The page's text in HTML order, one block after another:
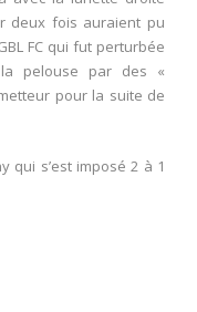
deux fois auraient pu
FC qui fut perturbée
pelouse par des «
pour la suite de
qui s’est imposé 2 à 1